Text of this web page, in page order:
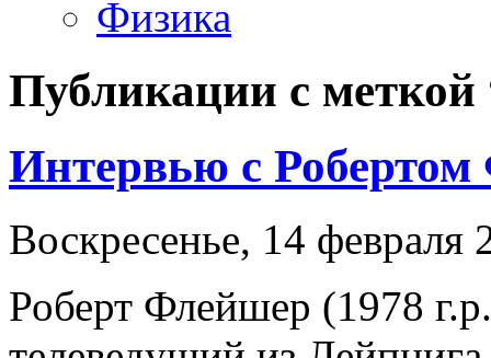
Физика
Публикации с меткой
Интервью с
Воскресенье, 14 февраля
Роберт Флейшер (1978